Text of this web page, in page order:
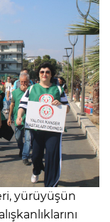
yürüyüşün